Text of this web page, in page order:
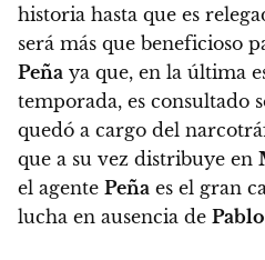
historia hasta que es
será más que beneficioso
Peña ya que, en la última
temporada, es consultado
quedó a cargo del
que a su vez distribuye en
el agente Peña es el gran
lucha en ausencia de